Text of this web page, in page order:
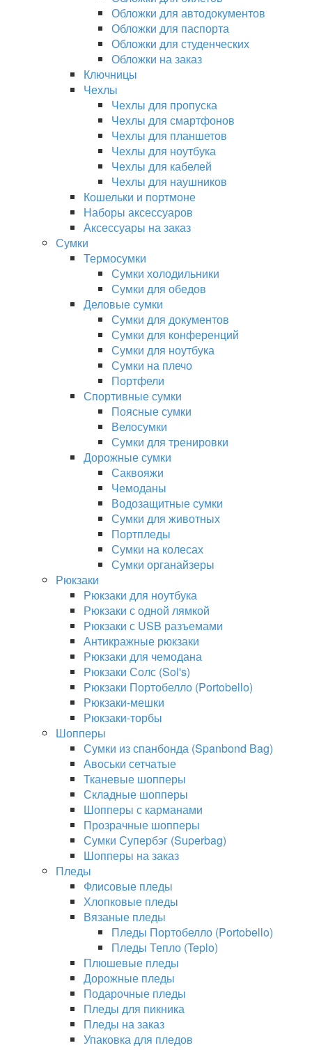
Обложки для автодокументов
Обложки для паспорта
Обложки для студенческих
Обложки на заказ
Ключницы
Чехлы
Чехлы для пропуска
Чехлы для смартфонов
Чехлы для планшетов
Чехлы для ноутбука
Чехлы для кабелей
Чехлы для наушников
Кошельки и портмоне
Наборы аксессуаров
Аксессуары на заказ
Сумки
Термосумки
Сумки холодильники
Сумки для обедов
Деловые сумки
Сумки для документов
Сумки для конференций
Сумки для ноутбука
Сумки на плечо
Портфели
Спортивные сумки
Поясные сумки
Велосумки
Сумки для тренировки
Дорожные сумки
Саквояжи
Чемоданы
Водозащитные сумки
Сумки для животных
Портпледы
Сумки на колесах
Сумки органайзеры
Рюкзаки
Рюкзаки для ноутбука
Рюкзаки с одной лямкой
Рюкзаки с USB разъемами
Антикражные рюкзаки
Рюкзаки для чемодана
Рюкзаки Солс (Sol's)
Рюкзаки Портобелло (Portobello)
Рюкзаки-мешки
Рюкзаки-торбы
Шопперы
Сумки из спанбонда (Spanbond Bag)
Авоськи сетчатые
Тканевые шопперы
Складные шопперы
Шопперы с карманами
Прозрачные шопперы
Сумки Супербэг (Superbag)
Шопперы на заказ
Пледы
Флисовые пледы
Хлопковые пледы
Вязаные пледы
Пледы Портобелло (Portobello)
Пледы Тепло (Teplo)
Плюшевые пледы
Дорожные пледы
Подарочные пледы
Пледы для пикника
Пледы на заказ
Упаковка для пледов